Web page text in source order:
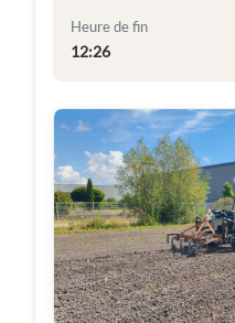
Heure de fin
12:26